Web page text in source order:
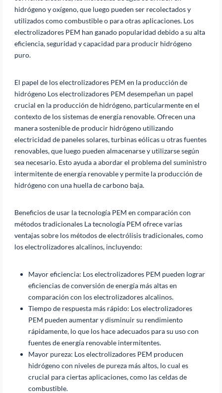
hidrógeno y oxígeno, que luego pueden ser recolectados y
utilizados como combustible o para otras aplicaciones. Los
electrolizadores PEM han ganado popularidad debido a su alta
eficiencia, seguridad y capacidad para producir hidrógeno
puro.
El papel de los electrolizadores PEM en la producción de
hidrógeno Los electrolizadores PEM desempeñan un papel
crucial en la producción de hidrógeno, particularmente en el
contexto de los sistemas de energía renovable. Ofrecen una
manera sostenible de producir hidrógeno utilizando
electricidad de paneles solares, turbinas eólicas u otras fuentes
renovables, que luego pueden almacenarse y utilizarse según
sea necesario. Esto ayuda a abordar el problema del suministro
intermitente de energía renovable y permite la producción de
hidrógeno con una huella de carbono baja.
Beneficios de usar la tecnología PEM en comparación con
métodos tradicionales La tecnología PEM ofrece varias
ventajas sobre los métodos de electrólisis tradicionales, como
los electrolizadores alcalinos, incluyendo:
Mayor eficiencia: Los electrolizadores PEM pueden lograr
eficiencias de conversión de energía más altas en
comparación con los electrolizadores alcalinos.
Tiempo de respuesta más rápido: Los electrolizadores
PEM pueden aumentar y disminuir su rendimiento
rápidamente, lo que los hace adecuados para su uso con
fuentes de energía renovable intermitentes.
Mayor pureza: Los electrolizadores PEM producen
hidrógeno con niveles de pureza más altos, lo cual es
crucial para ciertas aplicaciones, como las celdas de
combustible.